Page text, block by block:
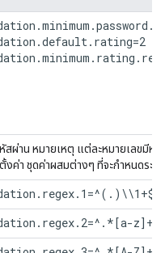
ผ่าน หมายเหตุ แต่ละหมายเลขมีหม
งค่า ชุดค่าผสมต่างๆ ที่จะกำหนดระ